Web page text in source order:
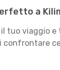
a
tuo viaggio